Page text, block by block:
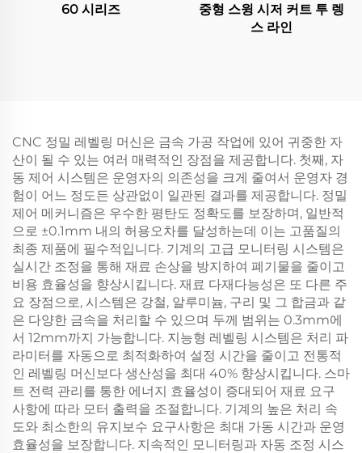
60 시리즈
중형 스윙 시저 커트 투 렝
스 라인
CNC 정밀 레벨링 머신은 금속 가공 작업에 있어 귀중한 자
산이 될 수 있는 여러 매력적인 장점을 제공합니다. 첫째, 자
동 제어 시스템은 운영자의 의존성을 크게 줄여서 운영자 경
험이 어느 정도든 상관없이 일관된 결과를 제공합니다. 정밀
제어 메커니즘은 우수한 평탄도 정확도를 보장하며, 일반적
으로 ±0.1mm 내의 허용오차를 달성하는데 이는 고품질의
최종 제품에 필수적입니다. 기계의 고급 모니터링 시스템은
실시간 조정을 통해 재료 손상을 방지하여 폐기물을 줄이고
비용 효율성을 향상시킵니다. 재료 다재다능성은 또 다른 주
요 장점으로, 시스템은 강철, 알루미늄, 구리 및 그 합금과 같
은 다양한 금속을 처리할 수 있으며 두께 범위는 0.3mm에
서 12mm까지 가능합니다. 지능형 레벨링 시스템은 처리 파
라미터를 자동으로 최적화하여 설정 시간을 줄이고 전통적
인 레벨링 머신보다 생산성을 최대 40% 향상시킵니다. 스마
트 전력 관리를 통한 에너지 효율성이 증대되어 재료 요구
사항에 따라 모터 출력을 조절합니다. 기계의 높은 처리 속
도와 최소한의 유지보수 요구사항은 최대 가동 시간과 운영
효율성을 보장합니다. 지속적인 모니터링과 자동 조정 시스